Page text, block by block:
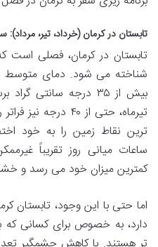
تابستان در کرمان (خرداد، تیر،
تابستان در کرمان، فصلی
شناخته می شود. دمای متوسط
بیش از ۳۵ درجه سانتی
تیرماه، حتی از ۴۰
ترین نقاط زمین را به خود
ساعات میانی روز تقریباً
کمترین میزان خود می رسد و
اما حتی با این وجود، تابستان
دارد، به خصوص برای کسانی